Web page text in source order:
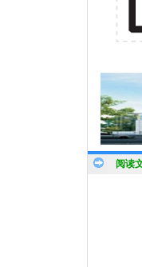
阅读